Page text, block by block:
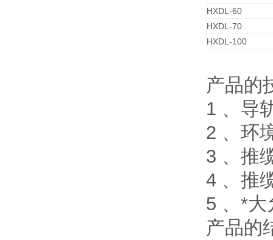
HXDL-60
HXDL-70
HXDL-100
产品的
1 、导
2 、环
3 、推
4 、推
5 、*大
产品的